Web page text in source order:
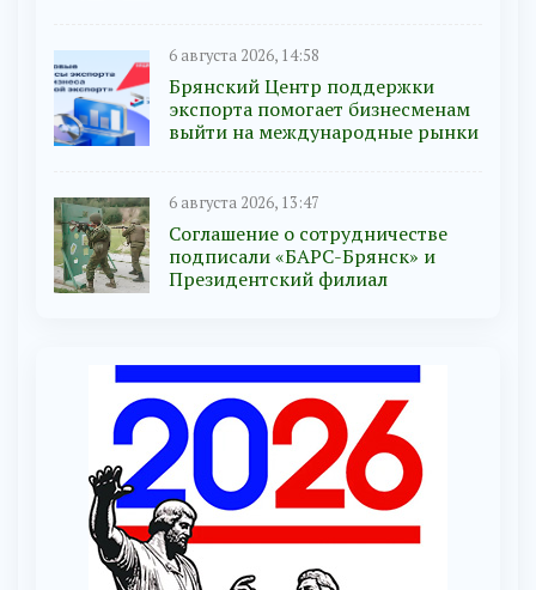
6 августа 2026, 14:58
Брянский Центр поддержки
экспорта помогает бизнесменам
выйти на международные рынки
6 августа 2026, 13:47
Соглашение о сотрудничестве
подписали «БАРС-Брянск» и
Президентский филиал